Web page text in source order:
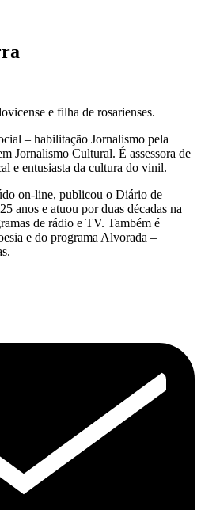
e filha de rosarienses.
– habilitação Jornalismo pela
Jornalismo Cultural. É assessora de
e entusiasta da cultura do vinil.
on-line, publicou o Diário de
anos e atuou por duas décadas na
de rádio e TV. Também é
e do programa Alvorada –